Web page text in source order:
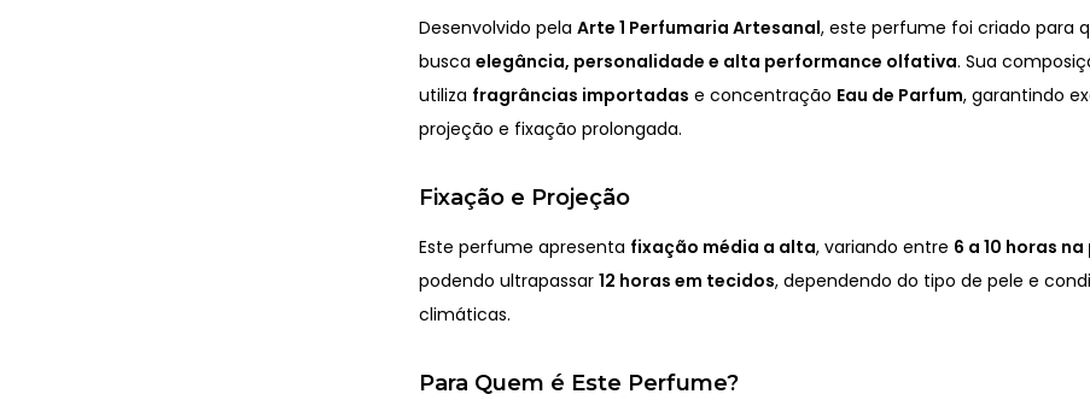
Desenvolvido pela Arte 1 Perfumaria Artesanal, este perfume foi criado para
busca elegância, personalidade e alta performance olfativa. Sua
utiliza fragrâncias importadas e concentração Eau de Parfum, garantindo
projeção e fixação prolongada.
Fixação e Projeção
Este perfume apresenta fixação média a alta, variando entre 6 a 10 horas na
podendo ultrapassar 12 horas em tecidos, dependendo do tipo de pele e
climáticas.
Para Quem é Este Perfume?